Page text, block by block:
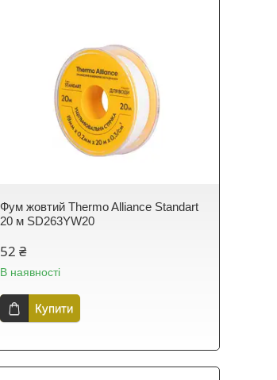
Фум жовтий Thermo Alliance Standart
20 м SD263YW20
52 ₴
В наявності
Купити